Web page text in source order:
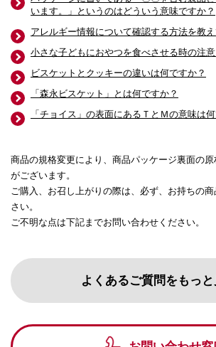
います。」というのはどういう意味ですか？
アレルギー情報について確認する方法を教え
小さな子どもにおやつを食べさせる時の注
ビスケットとクッキーの違いは何ですか？
「森永ビスケット」とは何ですか？
「チョイス」の表面にあるＴとＭの意味は
商品の規格変更により、商品パッケージ裏面の
がございます。
ご購入、お召し上がりの際は、必ず、お持ちの
さい。
ご不明な点は下記までお問い合わせください。
よくあるご質問をもっ